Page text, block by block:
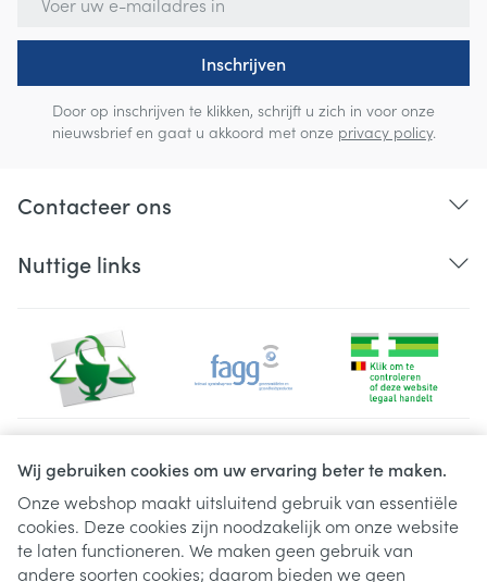
Wij gebruiken cookies om uw ervaring beter te maken.
Onze webshop maakt uitsluitend gebruik van essentiële
cookies. Deze cookies zijn noodzakelijk om onze website
te laten functioneren. We maken geen gebruik van
andere soorten cookies; daarom bieden we geen
Inschrijven
Door op inschrijven te klikken, schrijft u zich in voor onze
nieuwsbrief en gaat u akkoord met onze privacy policy.
Contacteer ons
Nuttige links
Juridische links